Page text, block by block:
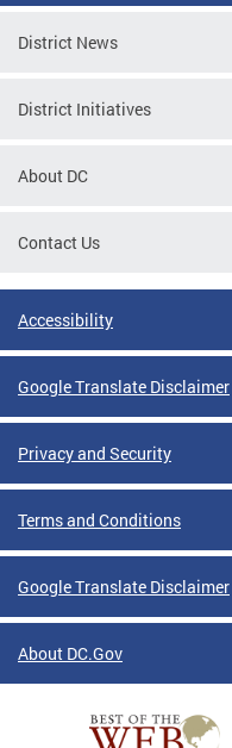
District News
District Initiatives
About DC
Contact Us
Accessibility
Google Translate Disclaimer
Privacy and Security
Terms and Conditions
Google Translate Disclaimer
About DC.Gov